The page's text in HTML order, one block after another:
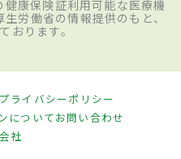
康保険証利用可能な医療機
労働省の情報提供のもと、
おります。
プライバシーポリシー
についてお問い合わせ
社